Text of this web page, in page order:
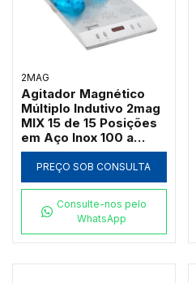
2MAG
Agitador Magnético
Múltiplo Indutivo 2mag
MIX 15 de 15 Posições
em Aço Inox 100 a
2000 RPM (Até
3000ml por Ponto)
PREÇO SOB CONSULTA
Consulte-nos pelo
WhatsApp